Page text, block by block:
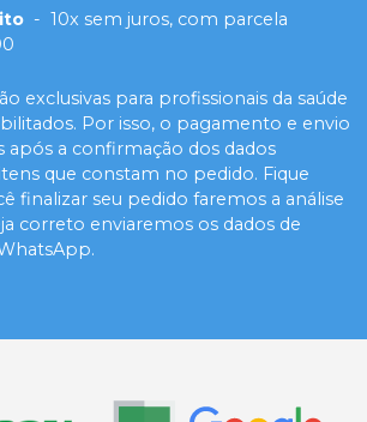
- 10x sem juros, com parcela
exclusivas para profissionais da saúde
Por isso, o pagamento e envio
após a confirmação dos dados
que constam no pedido. Fique
finalizar seu pedido faremos a análise
correto enviaremos os dados de